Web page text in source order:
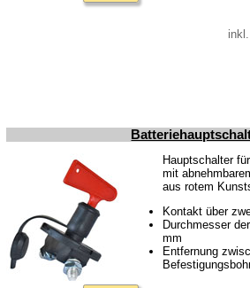
Hauptschalter
mit
aus rotem
Kontakt über
Durchmesser
mm
Entfernung